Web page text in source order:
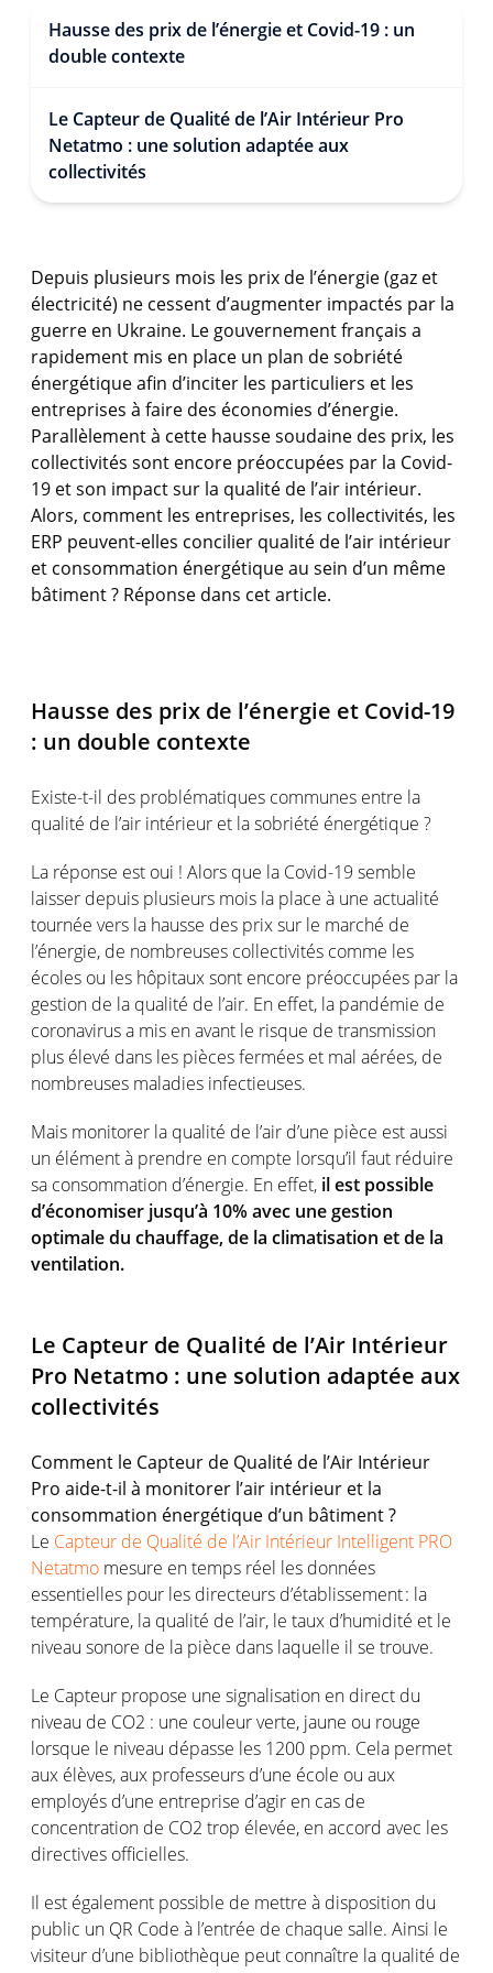
Hausse des prix de l’énergie et Covid-19 : un
double contexte
Le Capteur de Qualité de l’Air Intérieur Pro
Netatmo : une solution adaptée aux
collectivités
Depuis plusieurs mois les prix de l’énergie (gaz et
électricité) ne cessent d’augmenter impactés par la
guerre en Ukraine. Le gouvernement français a
rapidement mis en place un plan de sobriété
énergétique afin d’inciter les particuliers et les
entreprises à faire des économies d’énergie.
Parallèlement à cette hausse soudaine des prix, les
collectivités sont encore préoccupées par la Covid-
19 et son impact sur la qualité de l’air intérieur.
Alors, comment les entreprises, les collectivités, les
ERP peuvent-elles concilier qualité de l’air intérieur
et consommation énergétique au sein d’un même
bâtiment ? Réponse dans cet article.
Hausse des prix de l’énergie et Covid-19
: un double contexte
Existe-t-il des problématiques communes entre la
qualité de l’air intérieur et la sobriété énergétique ?
La réponse est oui ! Alors que la Covid-19 semble
laisser depuis plusieurs mois la place à une actualité
tournée vers la hausse des prix sur le marché de
l’énergie, de nombreuses collectivités comme les
écoles ou les hôpitaux sont encore préoccupées par la
gestion de la qualité de l’air. En effet, la pandémie de
coronavirus a mis en avant le risque de transmission
plus élevé dans les pièces fermées et mal aérées, de
nombreuses maladies infectieuses.
Mais monitorer la qualité de l’air d’une pièce est aussi
un élément à prendre en compte lorsqu’il faut réduire
sa consommation d’énergie. En effet, il est possible
d’économiser jusqu’à 10% avec une gestion
optimale du chauffage, de la climatisation et de la
ventilation.
Le Capteur de Qualité de l’Air Intérieur
Pro Netatmo : une solution adaptée aux
collectivités
Comment le Capteur de Qualité de l’Air Intérieur
Pro aide-t-il à monitorer l’air intérieur et la
consommation énergétique d’un bâtiment ?
Le Capteur de Qualité de l’Air Intérieur Intelligent PRO
Netatmo mesure en temps réel les données
essentielles pour les directeurs d’établissement : la
température, la qualité de l’air, le taux d’humidité et le
niveau sonore de la pièce dans laquelle il se trouve.
Le Capteur propose une signalisation en direct du
niveau de CO2 : une couleur verte, jaune ou rouge
lorsque le niveau dépasse les 1200 ppm. Cela permet
aux élèves, aux professeurs d’une école ou aux
employés d’une entreprise d’agir en cas de
concentration de CO2 trop élevée, en accord avec les
directives officielles.
Il est également possible de mettre à disposition du
public un QR Code à l’entrée de chaque salle. Ainsi le
visiteur d’une bibliothèque peut connaître la qualité de